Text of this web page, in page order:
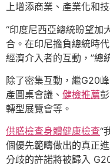
上增添商業、產業化和
“印度尼西亞總統盼望加
合。在印尼擔負總統時
經濟介入者的互動，”總
除了密集互動，繼G20
產圓桌會議、 健檢推薦
轉型展覽會等。
供膳檢查身體健康檢查“
個優先範疇做出的真正
分歧的許諾將被歸入